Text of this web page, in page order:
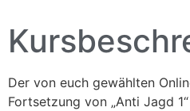
Der von euch gewählten
Fortsetzung von „Anti Jagd